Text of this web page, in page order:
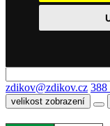
zdikov@zdikov.cz 388
velikost zobrazení